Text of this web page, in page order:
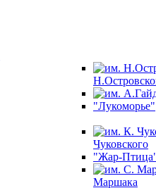
"Лукоморье"
Чуковского
"Жар-
Маршака